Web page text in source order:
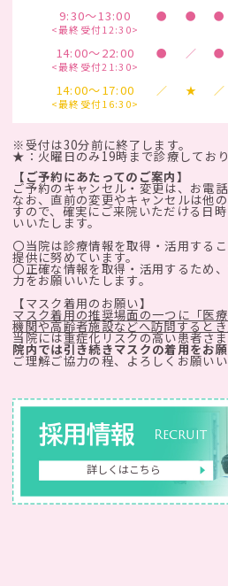
9:30～13:00
<最終受付12:30>
● ● ●
14:00～22:00
<最終受付21:30>
● ／ ●
14:00～17:00
<最終受付16:30>
／ ★ ／
※受付は30分前に終了します。
★：火曜日のみ19時まで診療しており
【ご予約にあたってのご案内】
ご予約のキャンセル・変更は、お電
なお、直前の変更やキャンセルは他
すので、確実にご来院いただける日
いいたします。
〇当院は診療情報を取得・活用する
提供に努めています。
〇正確な情報を取得・活用するため
力をお願いいたします。
【マスク着用のお願い】
マスク着用の推奨場面の一つに「医
機関や高齢者施設などへ訪問すると
当院には重症化リスクの高い患者さ
院内では引き続きマスクの着用をお
ご理解ご協力の程、よろしくお願い
採用情報 Recruit
詳しくはこちら